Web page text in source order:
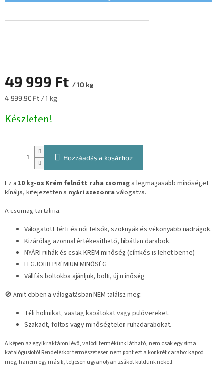
49 999 Ft / 10 kg
Egységár:
4 999,90 Ft / 1 kg
Készleten!
Hozzáadás a kosárhoz
Ez a 10 kg-os Krém felnőtt ruha csomag a legmagasabb minőséget
kínálja, kifejezetten a nyári szezonra válogatva.
A csomag tartalma:
Válogatott férfi és női felsők, szoknyák és vékonyabb nadrágok.
Kizárólag azonnal értékesíthető, hibátlan darabok.
NYÁRI ruhák és csak KRÉM minőség (címkés is lehet benne)
LEGJOBB PRÉMIUM MINŐSÉG
Vállfás boltokba ajánljuk, bolti, új minőség
🚫 Amit ebben a válogatásban NEM találsz meg:
Téli holmikat, vastag kabátokat vagy pulóvereket.
Szakadt, foltos vagy minőségtelen ruhadarabokat.
A képen az egyik raktáron lévő, valódi termékünk látható, nem csak egy sima
katalógusfotó! Rendeléskor természetesen nem pont ezt a konkrét darabot kapod
meg, hanem egy másik, teljesen ugyanolyan zsákot küldünk neked.